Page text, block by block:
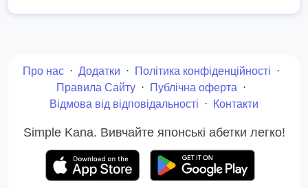
Про нас ⋅ Додатки ⋅ Політика конфіденційності ⋅
Правила Сайту ⋅ Публічна оферта ⋅
Відмова від відповідальності ⋅ Контакти
Simple Kana. Вивчайте японські абетки легко!